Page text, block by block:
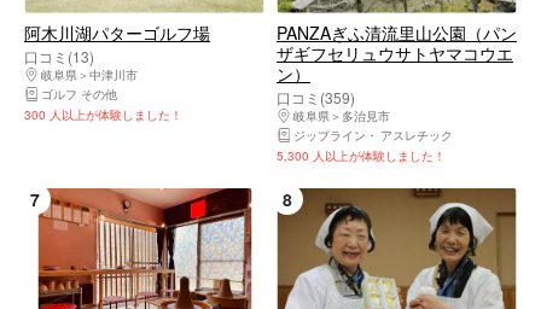
阿木川湖パターゴルフ場
口コミ(13)
岐阜県
中津川市
ゴルフ その他
300 人以上が体験しました！
PANZAぎふ清流里山公園（パン
ザギフセリュウサトヤマコウエ
ン）
口コミ(359)
岐阜県
多治見市
ジップライン
アスレチック
5,300 人以上が体験しました！
7 8